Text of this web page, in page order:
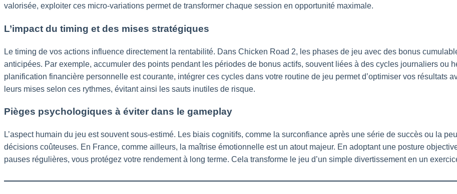
valorisée, exploiter ces micro-variations permet de transformer chaque session en opportunité maximale.
L’impact du timing et des mises stratégiques
Le timing de vos actions influence directement la rentabilité. Dans Chicken Road 2, les phases de jeu avec des bonus
anticipées. Par exemple, accumuler des points pendant les périodes de bonus actifs, souvent liées à des cycles journaliers ou
planification financière personnelle est courante, intégrer ces cycles dans votre routine de jeu permet d’optimiser vos résultats
leurs mises selon ces rythmes, évitant ainsi les sauts inutiles de risque.
Pièges psychologiques à éviter dans le gameplay
L’aspect humain du jeu est souvent sous-estimé. Les biais cognitifs, comme la surconfiance après une série de succès ou la
décisions coûteuses. En France, comme ailleurs, la maîtrise émotionnelle est un atout majeur. En adoptant une posture
pauses régulières, vous protégez votre rendement à long terme. Cela transforme le jeu d’un simple divertissement en un